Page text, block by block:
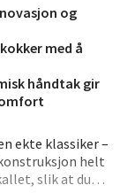
og
med å
håndtak gir
ekte klassiker –
helt
slik at du